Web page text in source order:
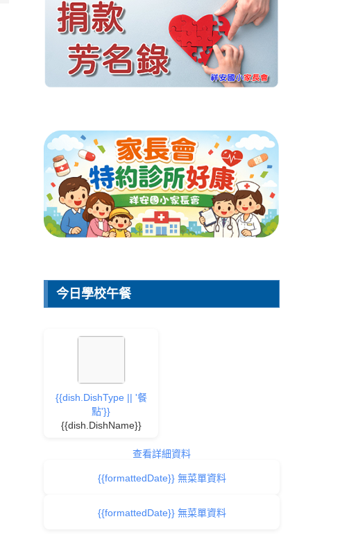
今日學校午餐
{{dish.DishType || '餐
點'}}
{{dish.DishName}}
查看詳細資料
{{formattedDate}} 無菜單資料
{{formattedDate}} 無菜單資料